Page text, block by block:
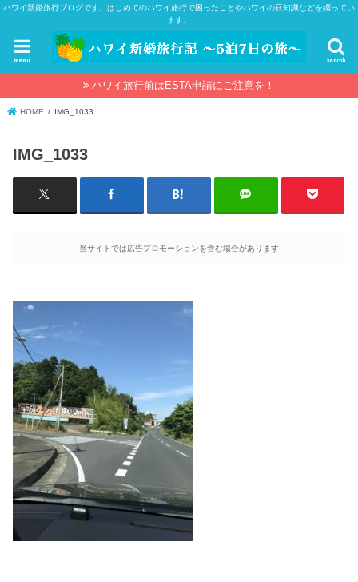
ハワイ新婚旅行ブログです。はじめてのハワイ旅行で困ったことやハワイの豆知識などを綴ってい
ます。
search
menu
ハワイ旅行前はESTA申請にご注意を！
HOME IMG_1033
IMG_1033
当サイトでは広告プロモーションを含む場合があります